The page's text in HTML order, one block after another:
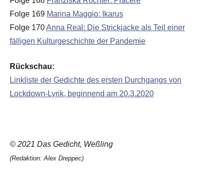
Folge 169 Marina Maggio: Ikarus
Folge 170Anna Real: Die Strickjacke als Teil einer
fälligen Kulturgeschichte der Pandemie
Rückschau:
Linkliste der Gedichte des ersten Durchgangs von
Lockdown-Lyrik, beginnend am 20.3.2020
© 2021 Das Gedicht, Weßling
(Redaktion: Alex Dreppec)